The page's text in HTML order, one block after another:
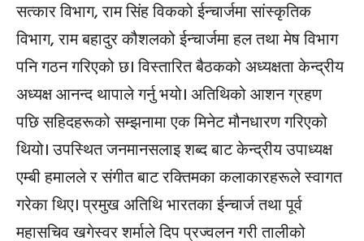
सत्कार विभाग, राम सिंह विकको ईन्चार्जमा सांस्कृतिक
विभाग, राम बहादुर कौशलको ईन्चार्जमा हल तथा मेष विभाग
पनि गठन गरिएको छ। विस्तारित बैठकको अध्यक्षता केन्द्रीय
अध्यक्ष आनन्द थापाले गर्नु भयो। अतिथिको आशन ग्रहण
पछि सहिदहरूको सम्झनामा एक मिनेट मौनधारण गरिएको
थियो। उपस्थित जनमानसलाइ शब्द बाट केन्द्रीय उपाध्यक्ष
एम्बी हमालले र संगीत बाट रक्तिमका कलाकारहरूले स्वागत
गरेका थिए। प्रमुख अतिथि भारतका ईन्चार्ज तथा पूर्व
महासचिव खगेस्वर शर्माले दिप प्रज्वलन गरी तालीको